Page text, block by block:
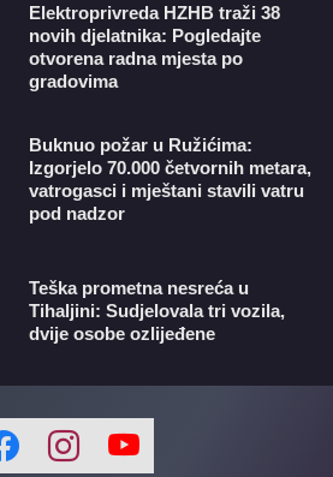
​Elektroprivreda HZHB traži 38
novih djelatnika: Pogledajte
otvorena radna mjesta po
gradovima
Buknuo požar u Ružićima:
Izgorjelo 70.000 četvornih metara,
vatrogasci i mještani stavili vatru
pod nadzor
Teška prometna nesreća u
Tihaljini: Sudjelovala tri vozila,
dvije osobe ozlijeđene